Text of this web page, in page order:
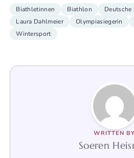
Biathletinnen Biathlon
Deutsche
Laura Dahlmeier
Olympiasiegerin
Wintersport
WRITTEN BY
Soeren